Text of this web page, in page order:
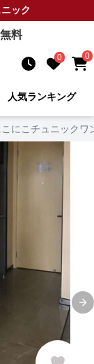
ック
料
0 0
人気ランキング
こにこチュニックワ